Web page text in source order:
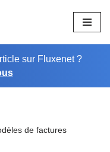
sur Fluxenet ?
de factures